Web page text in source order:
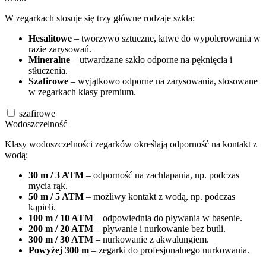
W zegarkach stosuje się trzy główne rodzaje szkła:
Hesalitowe – tworzywo sztuczne, łatwe do wypolerowania w
razie zarysowań.
Mineralne – utwardzane szkło odporne na pęknięcia i
stłuczenia.
Szafirowe – wyjątkowo odporne na zarysowania, stosowane
w zegarkach klasy premium.
szafirowe
Wodoszczelność
Klasy wodoszczelności zegarków określają odporność na kontakt z
wodą:
30 m / 3 ATM – odporność na zachlapania, np. podczas
mycia rąk.
50 m / 5 ATM – możliwy kontakt z wodą, np. podczas
kąpieli.
100 m / 10 ATM – odpowiednia do pływania w basenie.
200 m / 20 ATM – pływanie i nurkowanie bez butli.
300 m / 30 ATM – nurkowanie z akwalungiem.
Powyżej 300 m – zegarki do profesjonalnego nurkowania.